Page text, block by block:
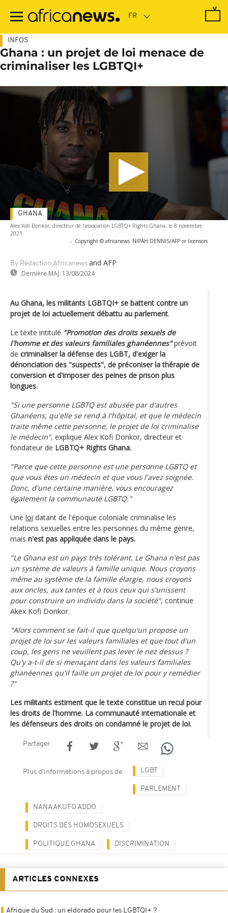
contenu
INFOS
Ghana : un projet de loi menace de
criminaliser les LGBTQI+
Alex Kofi Donkor, directeur de l'association LGBTQ+ Rights Ghana, le 8 novembre
2021.
- Copyright © africanews NIPAH DENNIS/AFP or licensors
By Rédaction Africanews and AFP
Dernière MAJ: 13/08/2024
GHANA
Au Ghana, les militants LGBTQI+ se battent contre un
projet de loi actuellement débattu au parlement.
Le texte intitulé "Promotion des droits sexuels de
l'homme et des valeurs familiales ghanéennes"prévoit
de criminaliser la défense des LGBT, d'exiger la
dénonciation des "suspects", de préconiser la thérapie de
conversion et d'imposer des peines de prison plus
longues.
"Si une personne LGBTQ est abusée par d'autres
Ghanéens, qu'elle se rend à l'hôpital, et que le médecin
traite même cette personne, le projet de loi criminalise
le médecin", explique Alex Kofi Donkor, directeur et
fondateur de LGBTQ+ Rights Ghana.
"Parce que cette personne est une personne LGBTQ et
que vous êtes un médecin et que vous l'avez soignée.
Donc, d'une certaine manière, vous encouragez
également la communauté LGBTQ."
Une loi datant de l'époque coloniale criminalise les
relations sexuelles entre les personnes du même genre,
mais n'est pas appliquée dans le pays.
"Le Ghana est un pays très tolérant. Le Ghana n'est pas
un système de valeurs à famille unique. Nous croyons
même au système de la famille élargie, nous croyons
aux oncles, aux tantes et à tous ceux qui s'unissent
pour construire un individu dans la société", continue
Akex Kofi Donkor.
"Alors comment se fait-il que quelqu'un propose un
projet de loi sur les valeurs familiales et que tout d'un
coup, les gens ne veuillent pas lever le nez dessus ?
Qu'y a-t-il de si menaçant dans les valeurs familiales
ghanéennes qu'il faille un projet de loi pour y remédier
?"
Les militants estiment que le texte constitue un recul pour
les droits de l'homme. La communauté internationale et
les défenseurs des droits on condamné le projet de loi.
Partager
Plus d'informations à propos de LGBT
PARLEMENT
NANA AKUFO ADDO
DROITS DES HOMOSEXUELS
POLITIQUE GHANA DISCRIMINATION
ARTICLES CONNEXES
Afrique du Sud : un eldorado pour les LGBTQI+ ?